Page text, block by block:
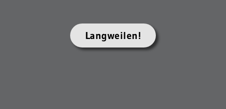
Langweilen!